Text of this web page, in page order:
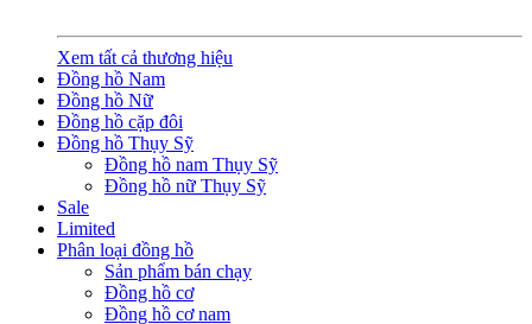
Xem tất cả thương hiệu
Đồng hồ Nam
Đồng hồ Nữ
Đồng hồ cặp đôi
Đồng hồ Thụy Sỹ
Đồng hồ nam Thụy Sỹ
Đồng hồ nữ Thụy Sỹ
Sale
Limited
Phân loại đồng hồ
Sản phẩm bán chạy
Đồng hồ cơ
Đồng hồ cơ nam